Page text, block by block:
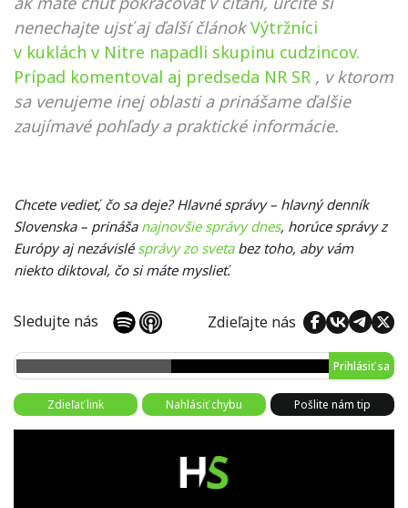
nenechajte ujsť aj ďalší článok Výtržníci
v kuklách v Nitre napadli skupinu cudzincov.
Prípad komentoval aj predseda NR SR , v ktorom
sa venujeme inej oblasti a prinášame ďalšie
zaujímavé pohľady a praktické informácie.
Chcete vedieť, čo sa deje? Hlavné správy – hlavný denník
Slovenska – prináša najnovšie správy dnes, horúce správy z
Európy aj nezávislé správy zo svetabez toho, aby vám
niekto diktoval, čo si máte myslieť.
Sledujte nás Zdieľajte nás
Prihlásiť sa
Zdieľať link Nahlásiť chybu Pošlite nám tip